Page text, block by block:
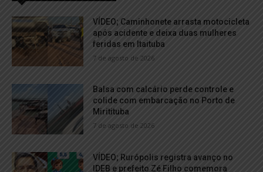
VÍDEO; Caminhonete arrasta motocicleta
após acidente e deixa duas mulheres
feridas em Itaituba
7 de agosto de 2026
Balsa com calcário perde controle e
colide com embarcação no Porto de
Miritituba
7 de agosto de 2026
VÍDEO; Rurópolis registra avanço no
IDEB e prefeito Zé Filho comemora